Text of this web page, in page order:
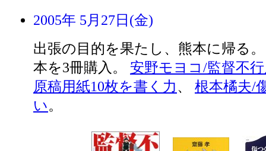
2005年 5月27日(金)
出張の目的を果たし、熊本に帰る
本を3冊購入。 安野モヨコ/監督不
原稿用紙10枚を書く力、 根本橘夫/
い。